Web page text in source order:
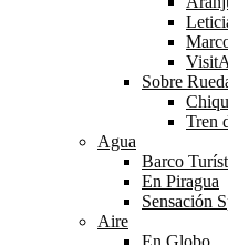
Sobre
Tren
Agua
Barco
En Piragua
Sensación
Aire
En Globo